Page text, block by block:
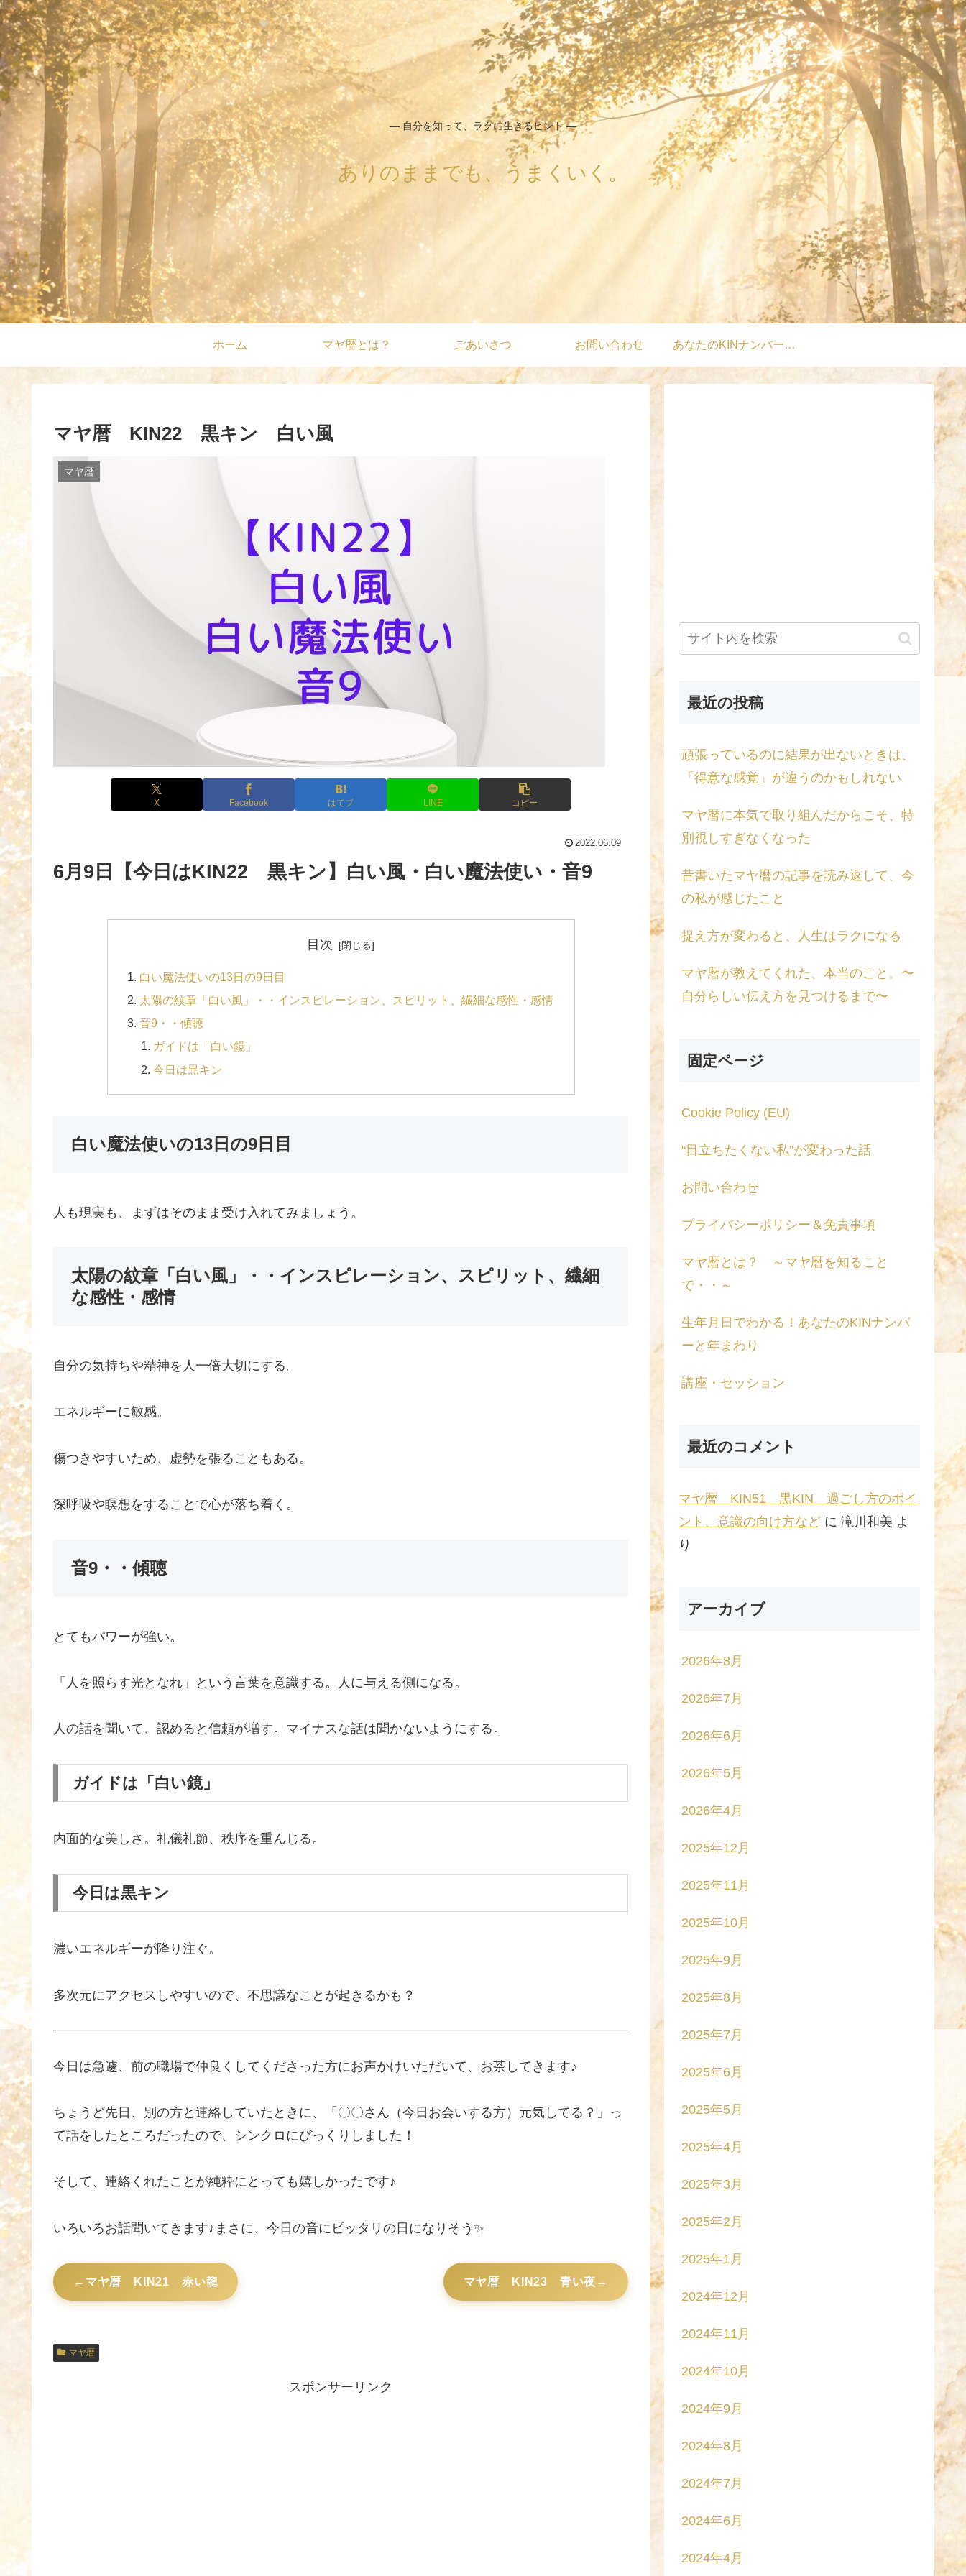
― 自分を知って、ラクに生きるヒント ―
ありのままでも、うまくいく。
ホーム マヤ暦とは？ ごあいさつ お問い合わせ あなたのKINナンバーは？
マヤ暦 KIN22 黒キン 白い風
マヤ暦
X Facebook はてブ LINE コピー
2022.06.09
6月9日【今日はKIN22 黒キン】白い風・白い魔法使い・音9
目次
白い魔法使いの13日の9日目
太陽の紋章「白い風」・・インスピレーション、スピリット、繊細な感性・感情
音9・・傾聴
ガイドは「白い鏡」
今日は黒キン
白い魔法使いの13日の9日目
人も現実も、まずはそのまま受け入れてみましょう。
太陽の紋章「白い風」・・インスピレーション、スピリット、繊細
な感性・感情
自分の気持ちや精神を人一倍大切にする。
エネルギーに敏感。
傷つきやすいため、虚勢を張ることもある。
深呼吸や瞑想をすることで心が落ち着く。
音9・・傾聴
とてもパワーが強い。
「人を照らす光となれ」という言葉を意識する。人に与える側になる。
人の話を聞いて、認めると信頼が増す。マイナスな話は聞かないようにする。
ガイドは「白い鏡」
内面的な美しさ。礼儀礼節、秩序を重んじる。
今日は黒キン
濃いエネルギーが降り注ぐ。
多次元にアクセスしやすいので、不思議なことが起きるかも？
今日は急遽、前の職場で仲良くしてくださった方にお声かけいただいて、お茶してきます♪
ちょうど先日、別の方と連絡していたときに、「〇〇さん（今日お会いする方）元気してる？」っ
て話をしたところだったので、シンクロにびっくりしました！
そして、連絡くれたことが純粋にとっても嬉しかったです♪
いろいろお話聞いてきます♪まさに、今日の音にピッタリの日になりそう✨
マヤ暦 KIN21 赤い龍 マヤ暦 KIN23 青い夜
マヤ暦
スポンサーリンク
最近の投稿
頑張っているのに結果が出ないときは、
「得意な感覚」が違うのかもしれない
マヤ暦に本気で取り組んだからこそ、特
別視しすぎなくなった
昔書いたマヤ暦の記事を読み返して、今
の私が感じたこと
捉え方が変わると、人生はラクになる
マヤ暦が教えてくれた、本当のこと。〜
自分らしい伝え方を見つけるまで〜
固定ページ
Cookie Policy (EU)
“目立ちたくない私”が変わった話
お問い合わせ
プライバシーポリシー＆免責事項
マヤ暦とは？ ～マヤ暦を知ること
で・・～
生年月日でわかる！あなたのKINナンバ
ーと年まわり
講座・セッション
最近のコメント
マヤ暦 KIN51 黒KIN 過ごし方のポイ
ント、意識の向け方など に 滝川和美 よ
り
アーカイブ
2026年8月
2026年7月
2026年6月
2026年5月
2026年4月
2025年12月
2025年11月
2025年10月
2025年9月
2025年8月
2025年7月
2025年6月
2025年5月
2025年4月
2025年3月
2025年2月
2025年1月
2024年12月
2024年11月
2024年10月
2024年9月
2024年8月
2024年7月
2024年6月
2024年4月